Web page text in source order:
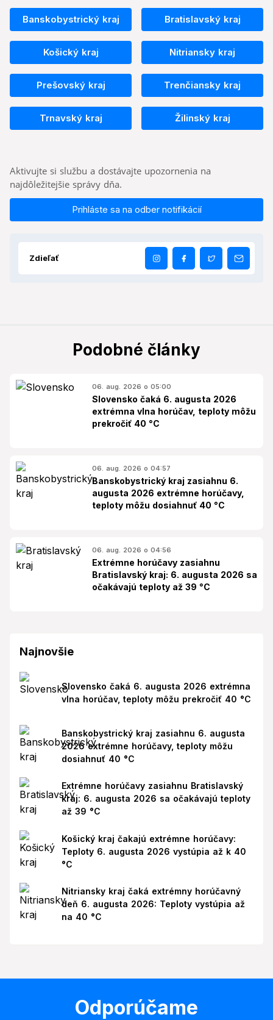
Banskobystrický kraj Bratislavský kraj
Košický kraj Nitriansky kraj
Prešovský kraj Trenčiansky kraj
Trnavský kraj Žilinský kraj
Aktivujte si službu a dostávajte upozornenia na
najdôležitejšie správy dňa.
Prihláste sa na odber notifikácií
Zdieľať
Podobné články
06. aug. 2026 o 05:00
Slovensko čaká 6. augusta 2026
extrémna vlna horúčav, teploty môžu
prekročiť 40 °C
06. aug. 2026 o 04:57
Banskobystrický kraj zasiahnu 6.
augusta 2026 extrémne horúčavy,
teploty môžu dosiahnuť 40 °C
06. aug. 2026 o 04:56
Extrémne horúčavy zasiahnu
Bratislavský kraj: 6. augusta 2026 sa
očakávajú teploty až 39 °C
Najnovšie
Slovensko čaká 6. augusta 2026 extrémna
vlna horúčav, teploty môžu prekročiť 40 °C
Banskobystrický kraj zasiahnu 6. augusta
2026 extrémne horúčavy, teploty môžu
dosiahnuť 40 °C
Extrémne horúčavy zasiahnu Bratislavský
kraj: 6. augusta 2026 sa očakávajú teploty
až 39 °C
Košický kraj čakajú extrémne horúčavy:
Teploty 6. augusta 2026 vystúpia až k 40
°C
Nitriansky kraj čaká extrémny horúčavný
deň 6. augusta 2026: Teploty vystúpia až
na 40 °C
Odporúčame